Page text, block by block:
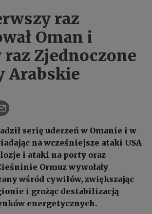
raz
Oman i
Zjednoczone
Arabskie
serię uderzeń w Omanie i w
na wcześniejsze ataki USA
i ataki na porty oraz
Ormuz wywołały
wśród cywilów, zwiększając
i grożąc destabilizacją
energetycznych.